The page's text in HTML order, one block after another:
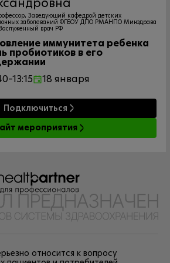
Заведующий кафедрой детских
заболеваний ФГБОУ ДПО РМАНПО Минздрава
врач РФ
иммунитета ребенка
пробиотиков в его
18 января
Подключиться
мероприятия
относится к вопросу